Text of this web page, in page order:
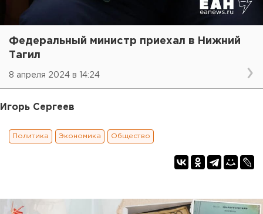
Федеральный министр приехал в Нижний
Тагил
8 апреля 2024 в 14:24
Игорь Сергеев
Политика Экономика Общество